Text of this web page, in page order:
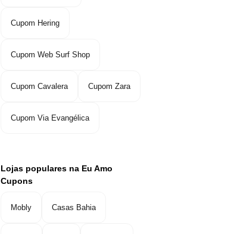
Cupom Hering
Cupom Web Surf Shop
Cupom Cavalera Cupom Zara
Cupom Via Evangélica
Lojas populares na Eu Amo
Cupons
Mobly Casas Bahia